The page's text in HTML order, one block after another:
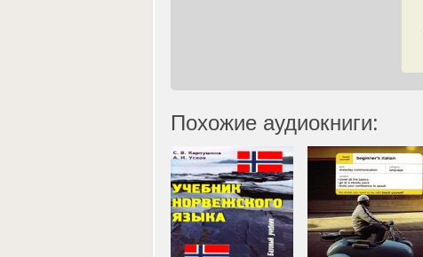
Похожие аудиокниги: